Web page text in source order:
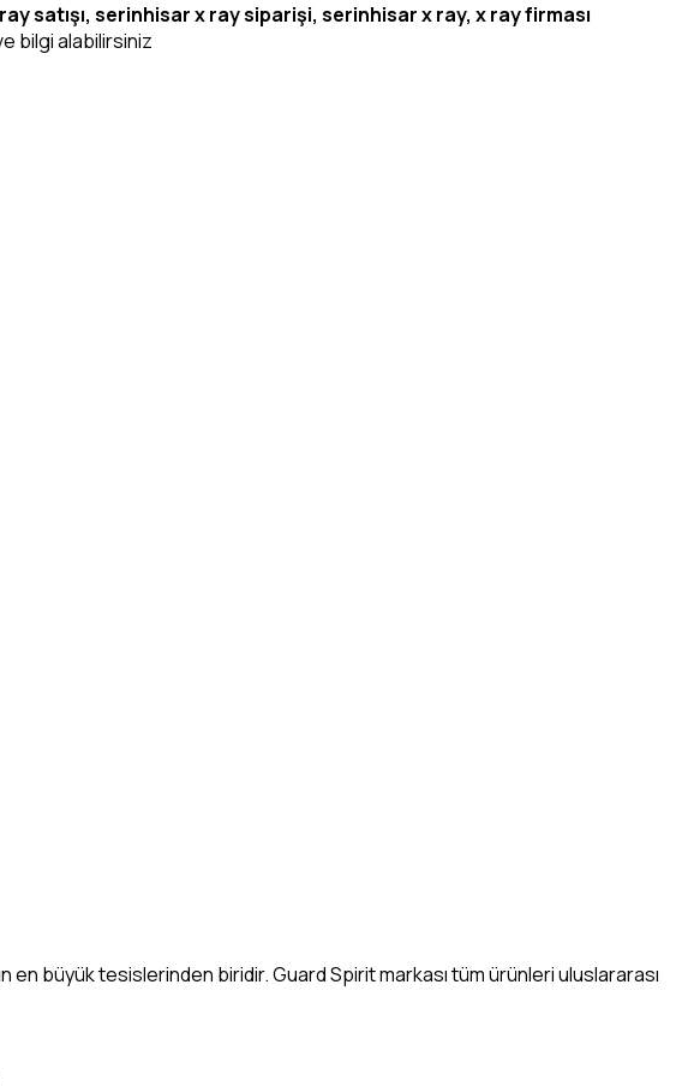
satışı, serinhisar x ray siparişi, serinhisar x ray, x ray firması
bilgi alabilirsiniz
en büyük tesislerinden biridir. Guard Spirit markası tüm ürünleri uluslararası